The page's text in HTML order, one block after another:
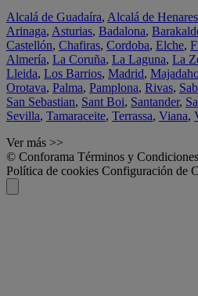
Alcalá de Guadaíra, Alcalá de Henares
Arinaga, Asturias, Badalona,
Castellón, Chafiras, Cordoba, Elche,
Almería, La Coruña, La Laguna, La
Lleida, Los Barrios, Madrid,
Orotava, Palma, Pamplona, Rivas,
San Sebastian, Sant Boi, Santander,
Sevilla, Tamaraceite, Terrassa, Viana,
Ver más >>
© Conforama Términos y Condiciones
Política de cookies Configuración de